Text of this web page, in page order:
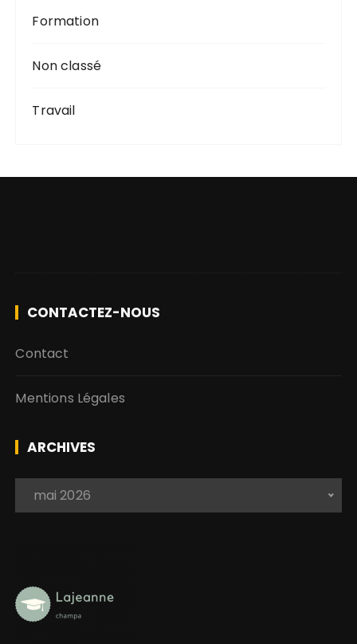
Formation
Non classé
Travail
CONTACTEZ-NOUS
Contact
Mentions Légales
ARCHIVES
v
e
mai 2026